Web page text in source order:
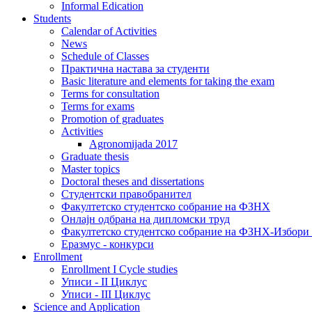
Informal Edication
Students
Calendar of Activities
News
Schedule of Classes
Практична настава за студенти
Basic literature and elements for taking the exam
Terms for consultation
Terms for exams
Promotion of graduates
Activities
Agronomijada 2017
Graduate thesis
Master topics
Doctoral theses and dissertations
Студентски правобранител
Факултетско студентско собрание на ФЗНХ
Онлајн одбрана на дипломски труд
Факултетско студентско собрание на ФЗНХ-
Еразмус - конкурси
Enrollment
Enrollment I Cycle studies
Уписи - II Циклус
Уписи - III Циклус
Science and Application